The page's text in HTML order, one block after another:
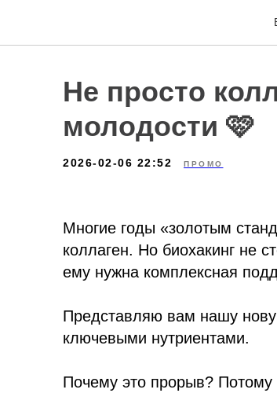
Не просто
молодости 🩷
2026-02-06 22:52 ПРОМО
Многие годы «золотым
коллаген. Но биохакинг не
ему нужна комплексная
Представляю вам нашу
ключевыми нутриентами.
Почему это прорыв? Потому